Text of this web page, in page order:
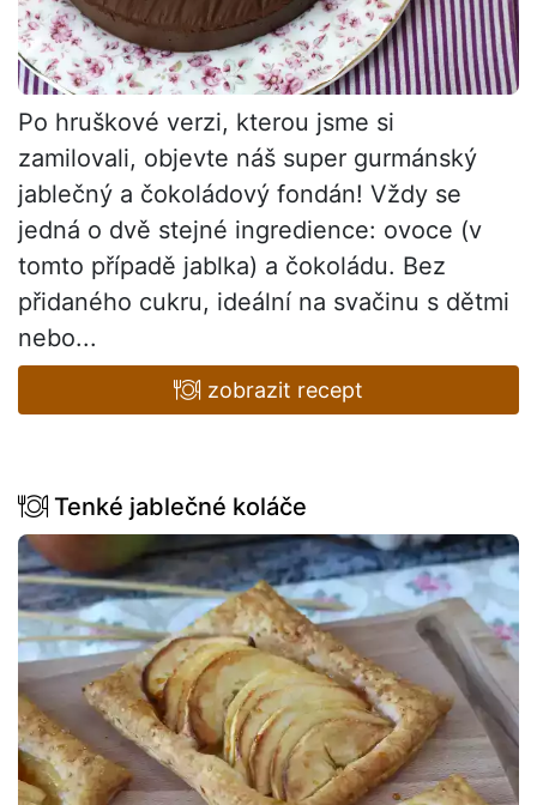
Po hruškové verzi, kterou jsme si
zamilovali, objevte náš super gurmánský
jablečný a čokoládový fondán! Vždy se
jedná o dvě stejné ingredience: ovoce (v
tomto případě jablka) a čokoládu. Bez
přidaného cukru, ideální na svačinu s dětmi
nebo...
zobrazit recept
Tenké jablečné koláče